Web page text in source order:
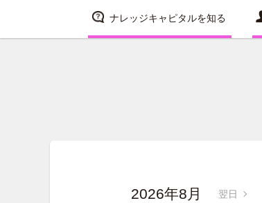
ナレッジキャピタルを知る
2026年8月 翌日